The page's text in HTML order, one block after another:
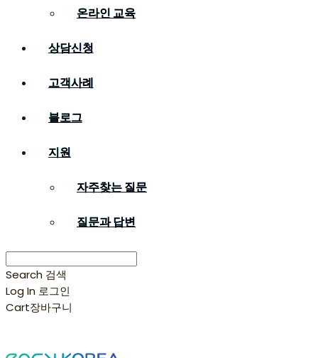
온라인 교육
상담신청
고객사례
블로그
지원
자주찾는 질문
질문과 답변
Search 검색
Log In 로그인
Cart장바구니